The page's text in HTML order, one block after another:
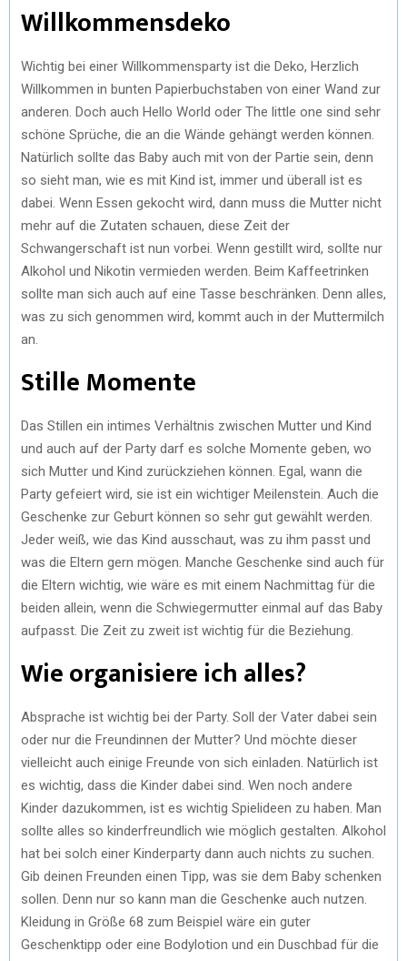
Willkommensdeko
Wichtig bei einer Willkommensparty ist die Deko, Herzlich
Willkommen in bunten Papierbuchstaben von einer Wand zur
anderen. Doch auch Hello World oder The little one sind sehr
schöne Sprüche, die an die Wände gehängt werden können.
Natürlich sollte das Baby auch mit von der Partie sein, denn
so sieht man, wie es mit Kind ist, immer und überall ist es
dabei. Wenn Essen gekocht wird, dann muss die Mutter nicht
mehr auf die Zutaten schauen, diese Zeit der
Schwangerschaft ist nun vorbei. Wenn gestillt wird, sollte nur
Alkohol und Nikotin vermieden werden. Beim Kaffeetrinken
sollte man sich auch auf eine Tasse beschränken. Denn alles,
was zu sich genommen wird, kommt auch in der Muttermilch
an.
Stille Momente
Das Stillen ein intimes Verhältnis zwischen Mutter und Kind
und auch auf der Party darf es solche Momente geben, wo
sich Mutter und Kind zurückziehen können. Egal, wann die
Party gefeiert wird, sie ist ein wichtiger Meilenstein. Auch die
Geschenke zur Geburt können so sehr gut gewählt werden.
Jeder weiß, wie das Kind ausschaut, was zu ihm passt und
was die Eltern gern mögen. Manche Geschenke sind auch für
die Eltern wichtig, wie wäre es mit einem Nachmittag für die
beiden allein, wenn die Schwiegermutter einmal auf das Baby
aufpasst. Die Zeit zu zweit ist wichtig für die Beziehung.
Wie organisiere ich alles?
Absprache ist wichtig bei der Party. Soll der Vater dabei sein
oder nur die Freundinnen der Mutter? Und möchte dieser
vielleicht auch einige Freunde von sich einladen. Natürlich ist
es wichtig, dass die Kinder dabei sind. Wen noch andere
Kinder dazukommen, ist es wichtig Spielideen zu haben. Man
sollte alles so kinderfreundlich wie möglich gestalten. Alkohol
hat bei solch einer Kinderparty dann auch nichts zu suchen.
Gib deinen Freunden einen Tipp, was sie dem Baby schenken
sollen. Denn nur so kann man die Geschenke auch nutzen.
Kleidung in Größe 68 zum Beispiel wäre ein guter
Geschenktipp oder eine Bodylotion und ein Duschbad für die